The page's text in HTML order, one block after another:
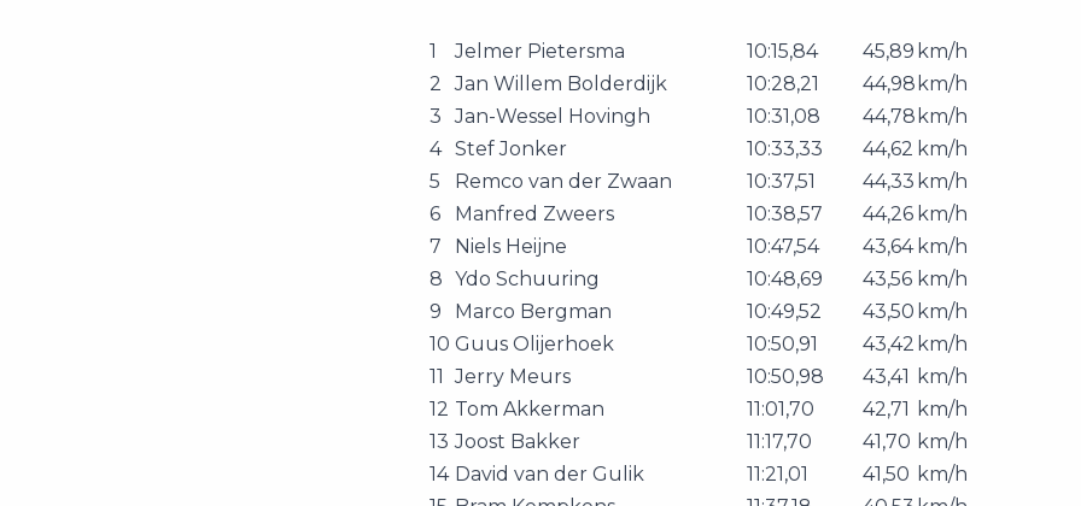
1 Jelmer Pietersma 10:15,84 45,89 km/h
2
Jan Willem Bolderdijk 10:28,21 44,98 km/h
3
Jan-Wessel Hovingh 10:31,08 44,78 km/h
4 Stef Jonker 10:33,33 44,62 km/h
5
Remco van der Zwaan 10:37,51 44,33 km/h
6
Manfred Zweers 10:38,57 44,26 km/h
7
Niels Heijne 10:47,54 43,64 km/h
8 Ydo Schuuring 10:48,69 43,56 km/h
9
Marco Bergman 10:49,52 43,50 km/h
10 Guus Olijerhoek 10:50,91 43,42 km/h
11 Jerry Meurs 10:50,98 43,41 km/h
12 Tom Akkerman 11:01,70 42,71 km/h
13 Joost Bakker 11:17,70 41,70 km/h
14 David van der Gulik 11:21,01 41,50 km/h